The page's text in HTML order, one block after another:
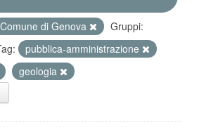
Comune di Genova
Gruppi:
pubblica-amministrazione
geologia